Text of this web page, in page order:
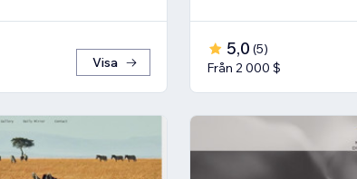
Visa
5,0 (5)
Från 2 000 $